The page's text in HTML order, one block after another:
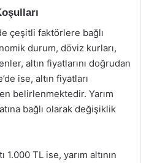
çeşitli faktörlere bağlı
durum, döviz kurları,
altın fiyatlarını doğrudan
ise, altın fiyatları
belirlenmektedir. Yarım
bağlı olarak değişiklik
TL ise, yarım altının